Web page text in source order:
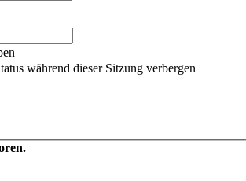
während dieser Sitzung verbergen